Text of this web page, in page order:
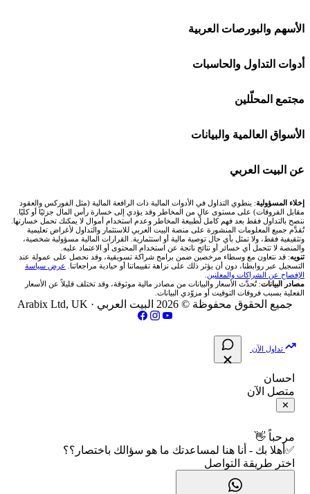
افاتريد AvaTrade
اكسنس Exness
منصة بينانس
اكس تي بي XTB
انتراكتيف بروكرز IBKR
شركات تداول في السعودية
شركات تداول في الإمارات
شركات تداول في الكويت
شركات تداول في قطر
شركات تداول في الأردن
شركات تداول في العراق
شركات تداول في فلسطين
الأسهم والبورصات العربية
🌍 كل البورصات العربية
🇸🇦 السوق السعودية
🇦🇪 أسواق الإمارات
🇪🇬 البورصة المصرية
🇶🇦 بورصة قطر
🇯🇴 بورصة عمّان
🇧🇭 بورصة البحرين
فلتر الأسهم الشرعي
📋 جميع الأسهم
🕌 الأسهم الحلال
أدوات التداول والحاسبات
🕌 حاسبة الزكاة
💱 محول العملات
🧮 حاسبة حجم اللوت
📊 حاسبة قيمة النقطة
💰 حاسبة ربح الفوركس
📌 حاسبة النقاط المحورية
📏 حاسبة حجم المركز
📈 حاسبة عائد التداول
📊 حاسبة الربح التراكمي
🧮 حاسبة متوسط سعر السهم
📅 التقويم الاقتصادي
مجتمع المحلّلين
🧱 حائط المجتمع
🏆 لوحة المحلّلين
✍️ اكتب تحليلك
الأسواق العالمية والبيانات
🌐 المؤشرات العالمية
🥇 سعر الذهب اليوم
🥇 أسعار الذهب والمعادن
💱 أسعار العملات والفوركس
💵 سعر الريال السعودي في مصر
📅 المؤشرات الاقتصادية
عن البيت العربي
من نحن
تواصل معنا
فريق المؤلفين
مقالات تعليمية
سياسة تقييم الشركات
شركات التداول النصابة
الإبلاغ عن شركة نصابة
شروط الاستخدام
سياسة الخصوصية
إخلاء المسؤولية: ينطوي التداول في الأدوات المالية ذات الرافعة المالية (مثل الفوركس والعقود
مقابل الفروقات) على مستوى عالٍ من المخاطر وقد يؤدي إلى خسارة رأس المال جزئيًا أو كليًا.
ننصح بالتداول فقط بعد فهم كامل لطبيعة المخاطر وعدم استخدام أموال لا يمكنك تحمل خسارتها.
تُقدَّم جميع المعلومات المنشورة على منصة البيت العربي للاستثمار والتداول لأغراض تعليمية
وتثقيفية فقط، ولا تمثل بأي حال توصية مالية أو استثمارية. القرارات المالية مسؤولية شخصية،
والمنصة لا تتحمل أي خسائر أو نتائج ناتجة عن استخدام المحتوى أو الاعتماد عليه.
تنويه: قد نتعاون مع وسطاء مرخصين ضمن برامج شراكة تسويقية، وقد نحصل على عمولة عند
التسجيل عبر روابطنا، دون أن يؤثر ذلك على نزاهة تقييماتنا أو حيادية مراجعاتنا. عرض سياسة
الإفصاح عن الشراكات والمعلنين
مصادر البيانات: تُحدَّث الأسعار والبيانات من مصادر مالية موثوقة، وقد تختلف قليلاً عن الأسعار
الفعلية بسبب فروقات التوقيت أو مزوّدي البيانات.
جميع الحقوق محفوظة © 2026 البيت العربي · Arabix Ltd, UK
تداول الآن
احسان
متصل الآن
✕
مرحباً 👋
✅أهلا بك - أنا هنا لمساعدتك ما هو سؤالك باختصار؟؟
اختر طريقة التواصل